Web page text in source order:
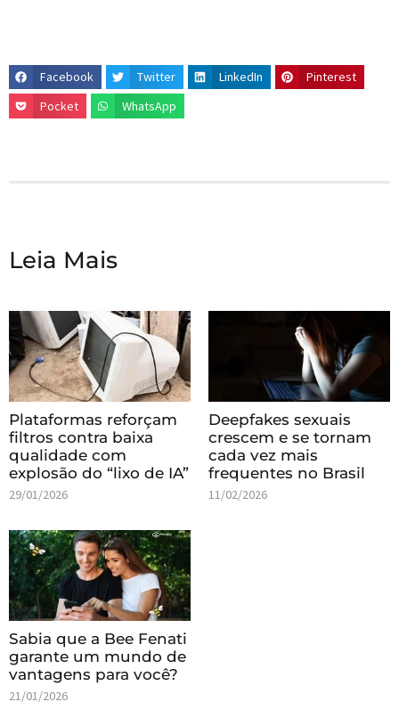
Facebook Twitter LinkedIn
Pinterest
Pocket
WhatsApp
Leia Mais
Plataformas reforçam
filtros contra baixa
qualidade com
explosão do “lixo de IA”
29/01/2026
Deepfakes sexuais
crescem e se tornam
cada vez mais
frequentes no Brasil
11/02/2026
Sabia que a Bee Fenati
garante um mundo de
vantagens para você?
21/01/2026